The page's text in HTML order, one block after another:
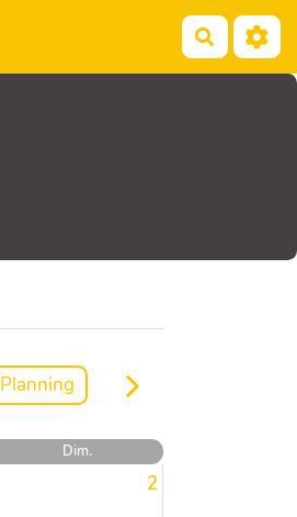
Planning
Dim.
2